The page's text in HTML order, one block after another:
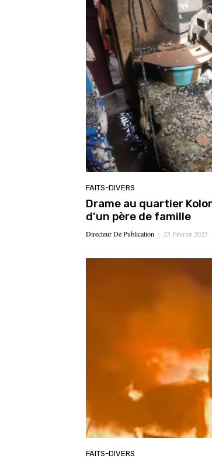
FAITS-DIVERS
Drame au quartier
d’un père de famille
Directeur De Publication - 25 Février 2025
FAITS-DIVERS